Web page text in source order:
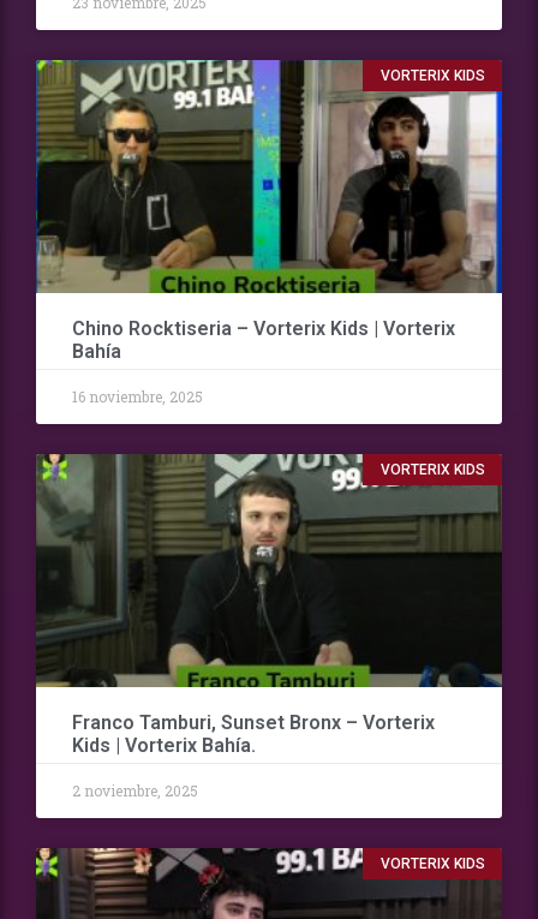
VORTERIX KIDS
Chino Rocktiseria – Vorterix Kids | Vorterix
Bahía
16 noviembre, 2025
VORTERIX KIDS
Franco Tamburi, Sunset Bronx – Vorterix
Kids | Vorterix Bahía.
2 noviembre, 2025
VORTERIX KIDS